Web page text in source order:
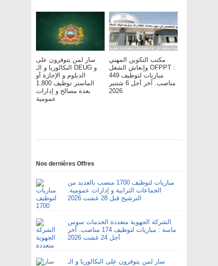
سار لمن يتوفرون على
البكالوريا و الـ DEUG و
الدبلوم و الإجازة أو
الماستر توظيف 1.800
بعدة مصالح و إدارات
عمومية
مكتب التكوين المهني
وإنعاش الشغل OFPPT :
مباريات لتوظيف 449
مناصب. آخر أجل 6 شتنبر
2026
Nos dernières Offres
مباريات لتوظيف 1700 منصب بالعديد من
الجماعات الترابية و إدارات عمومية.
الترشيح قبل 28 غشت 2026
الشركة الجهوية متعددة الخدمات سوس
ماسة : مباريات لتوظيف 174 مناصب. آخر
أجل 24 غشت 2026
سار لمن يتوفرون على البكالوريا و الـ